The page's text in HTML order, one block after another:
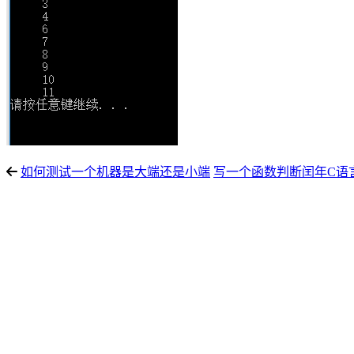
如何测试一个机器是大端还是小端 写一个函数判断闰年C语